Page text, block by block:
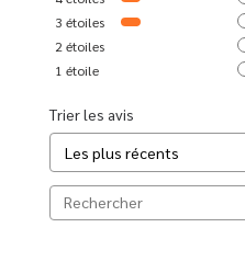
3 étoiles
2 étoiles
1 étoile
Trier les avis